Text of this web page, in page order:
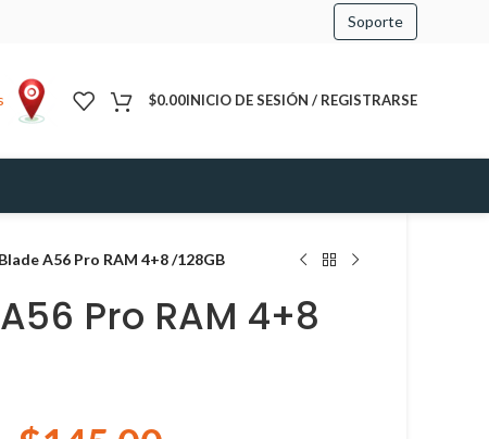
Soporte
$0.00INICIO DE SESIÓN / REGISTRARSE
A56 Pro RAM 4+8 /128GB
Pro RAM 4+8